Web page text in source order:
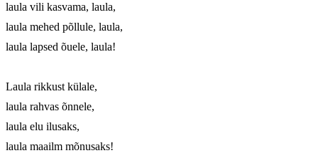
laula vili kasvama, laula,
laula mehed põllule, laula,
laula lapsed õuele, laula!
Laula rikkust külale,
laula rahvas õnnele,
laula elu ilusaks,
laula maailm mõnusaks!